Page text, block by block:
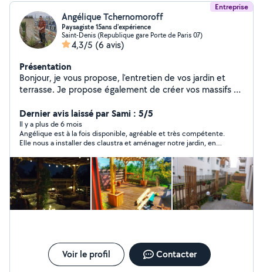
Entreprise
Angélique Tchernomoroff
Paysagiste 15ans d'expérience
Saint-Denis (Republique gare Porte de Paris 07)
4,3/5 (6 avis)
Présentation
Bonjour, je vous propose, l'entretien de vos jardin et
terrasse. Je propose également de créer vos massifs et
votre jardin, terrasse et balcon. Je monte les gouttes à
goutte et les arrosages automatique, l' éclairage
extérieur.Titulaire d'un CAP aménagement paysager
petits espaces et permaculture. j'ai 7 ans d'expériences
en création. Je suis dessinateur projeteur, je peux donc
vous faire une modélisation 3d et des documents
techniques. La créativité et le sérieux sont des qualités
que l'on me reconnaît. je travaille en respectant la
nature, nous n'avons qu'une planète.
Dernier avis laissé par Sami : 5/5
Il y a plus de 6 mois
Angélique est à la fois disponible, agréable et très compétente.
Elle nous a installer des claustra et aménager notre jardin, en
les matériaux et les plantes et nous a fait l'installation en une
journée. Nous recommandons ses services sans aucun doute !
Voir le profil Contacter